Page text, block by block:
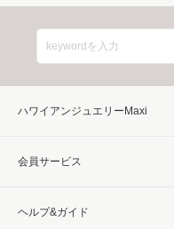
ハワイアンジュエリーMaxi
会員サービス
ヘルプ&ガイド